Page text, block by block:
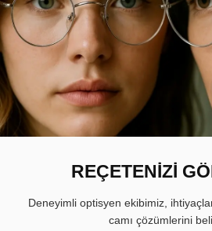
REÇETENİZİ
Deneyimli optisyen ekibimiz,
camı çözümlerini